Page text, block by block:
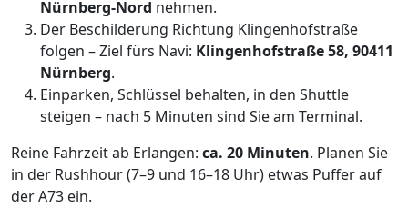
Nürnberg-Nord nehmen.
Der Beschilderung Richtung Klingenhofstraße
folgen – Ziel fürs Navi: Klingenhofstraße 58, 90411
Nürnberg.
Einparken, Schlüssel behalten, in den Shuttle
steigen – nach 5 Minuten sind Sie am Terminal.
Reine Fahrzeit ab Erlangen: ca. 20 Minuten. Planen Sie
in der Rushhour (7–9 und 16–18 Uhr) etwas Puffer auf
der A73 ein.